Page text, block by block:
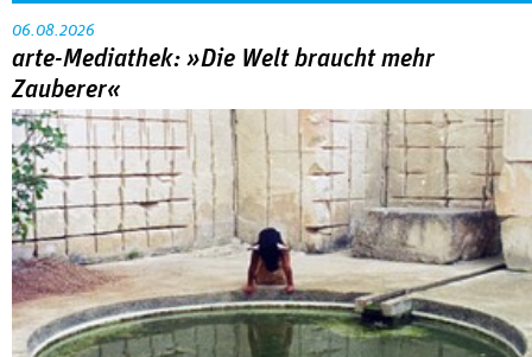
06.08.2026
arte-Mediathek: »Die Welt braucht mehr
Zauberer«